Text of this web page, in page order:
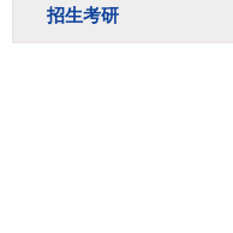
招生考研